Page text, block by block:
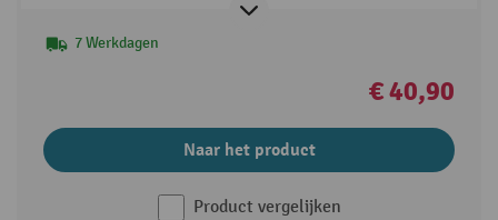
7 Werkdagen
€ 40,90
Naar het product
Product vergelijken